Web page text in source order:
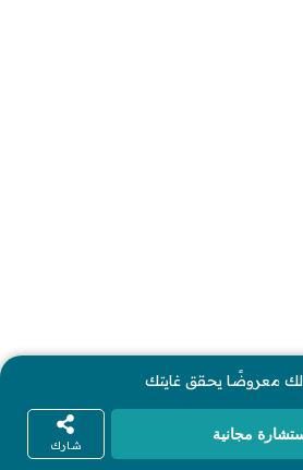
معروضًا يحقق غايتك
مجانية
شارك